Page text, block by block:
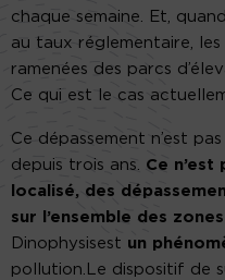
chaque semaine. Et,
au taux réglementaire,
ramenées des parcs
Ce qui est le cas
Ce dépassement n’est
depuis trois ans. Ce n’est
localisé, des
sur l’ensemble des
Dinophysisest un
pollution.Le dispositif de